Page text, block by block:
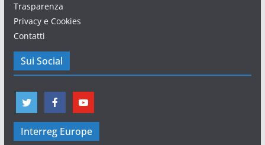
Trasparenza
Privacy e Cookies
Contatti
Sui Social
Interreg Europe